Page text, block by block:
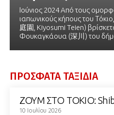
Ιούνιος 2024 Aπό τους
ιαπωνικούς κήπους του
庭園, Kiyosumi Teien)
Φουκαγκάουα (深川) του
ΠΡΟΣΦΑΤΑ ΤΑΞΙΔΙΑ
ΖΟΥΜ ΣΤΟ ΤΟΚΙΟ:
10 Ιουλίου 2026